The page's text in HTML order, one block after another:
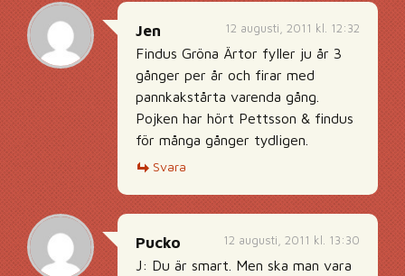
12 augusti, 2011 kl. 12:32
Jen
Findus Gröna Ärtor fyller ju år 3
gånger per år och firar med
pannkakstårta varenda gång.
Pojken har hört Pettsson & findus
för många gånger tydligen.
Svara
12 augusti, 2011 kl. 13:30
Pucko
J: Du är smart. Men ska man vara